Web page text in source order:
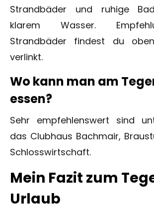
Strandbäder und ruhige
klarem Wasser.
Strandbäder findest du
verlinkt.
Wo kann man am
essen?
Sehr empfehlenswert sind
das Clubhaus Bachmair,
Schlosswirtschaft.
Mein Fazit zum
Urlaub